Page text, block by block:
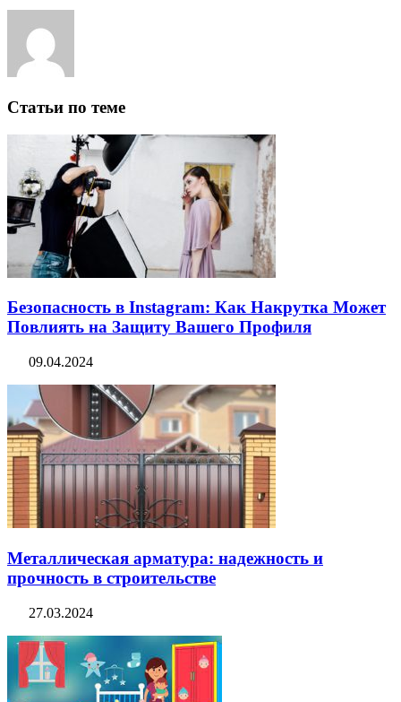
Статьи по теме
Безопасность в Instagram: Как Накрутка Может
Повлиять на Защиту Вашего Профиля
09.04.2024
Металлическая арматура: надежность и
прочность в строительстве
27.03.2024